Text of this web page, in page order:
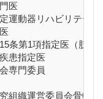
医
運動器リハビリテーシ
条第1項指定医（肢体
患指定医
専門委員
組織運営委員会骨軟